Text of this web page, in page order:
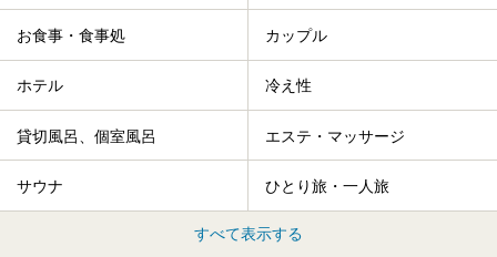
お食事・食事処 カップル
ホテル 冷え性
貸切風呂、個室風呂 エステ・マッサージ
サウナ ひとり旅・一人旅
すべて表示する